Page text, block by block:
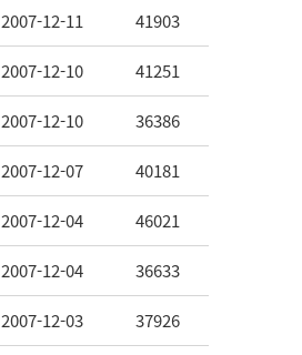
2007-12-11 41903
2007-12-10 41251
2007-12-10 36386
2007-12-07 40181
2007-12-04 46021
2007-12-04 36633
2007-12-03 37926